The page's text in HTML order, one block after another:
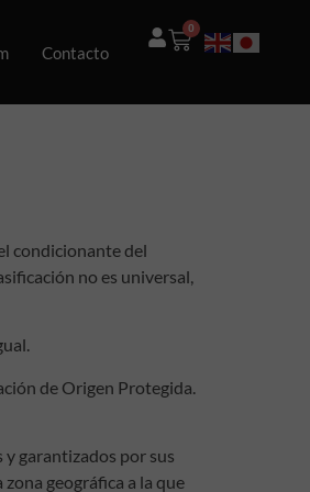
Contacto
0
condicionante del
no es universal,
de Origen Protegida.
garantizados por sus
geográfica a la que